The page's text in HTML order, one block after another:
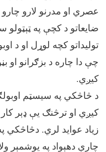
عصري او مدرنو لارو
ضایعاتو د کچې په
تولیداتو کچه لوړل او د
چې دا چاره د بزګرانو او
کیږي.
د څاڅکي په سیسټم
کيږي او ترڅنګ یې ډېر
زیاد عواید لري. دڅاڅکي
چارې دهېواد په یوشمېر